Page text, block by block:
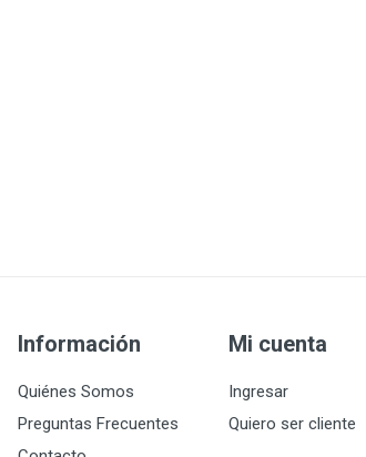
Información
Quiénes Somos
Preguntas Frecuentes
Mi cuenta
Ingresar
Quiero ser cliente